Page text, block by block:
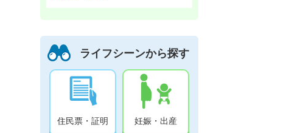
ライフシーンから探す
住民票・証明 妊娠・出産